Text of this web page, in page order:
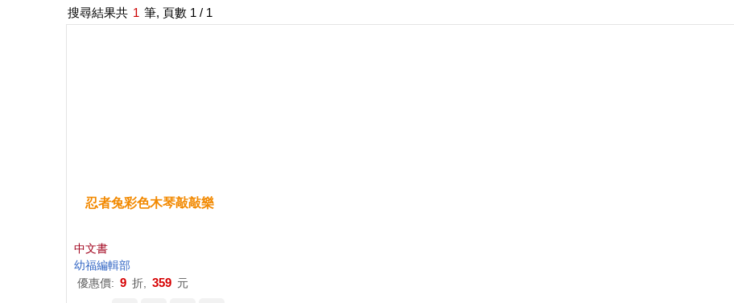
搜尋結果共 1 筆, 頁數 1 / 1
忍者兔彩色木琴敲敲樂
中文書
幼福編輯部
優惠價: 9 折, 359 元